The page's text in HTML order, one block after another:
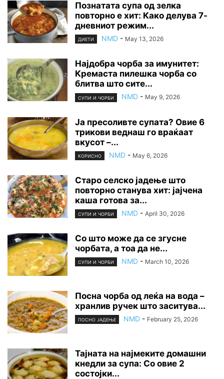
Познатата супа од зелка
повторно е хит: Како делува 7-
дневниот режим...
ДИЕТИ NMD - May 13, 2026
Најдобра чорба за имунитет:
Кремаста пилешка чорба со
блитва што сите...
СУПИ И ЧОРБИ NMD - May 9, 2026
Ја пресоливте супата? Овие 6
трикови веднаш го враќаат
вкусот –...
КОРИСНО NMD - May 6, 2026
Старо селско јадење што
повторно станува хит: јајчена
каша готова за...
СУПИ И ЧОРБИ NMD - April 30, 2026
Со што може да се згусне
чорбата, а тоа да не...
СУПИ И ЧОРБИ NMD - March 10, 2026
Посна чорба од леќа на вода –
хранлив ручек што заситува...
ПОСНО ЈАДЕЊЕ NMD - February 25, 2026
Тајната на најмеките домашни
кнедли за супа: Со овие 2
состојки...